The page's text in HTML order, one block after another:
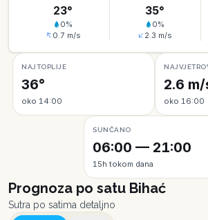
23°
0%
0.7 m/s
35°
0%
2.3 m/s
NAJTOPLIJE
36°
oko 14:00
2.6 m/
oko 16:00
SUNČANO
06:00 — 21:00
15h tokom dana
Prognoza po satu Bihać
Sutra po satima detaljno